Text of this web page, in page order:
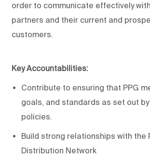
order to communicate effectively
partners and their current and
customers.
Key Accountabilities:
Contribute to ensuring that PPG
goals, and standards as set out by
policies.
Build strong relationships with the
Distribution Network